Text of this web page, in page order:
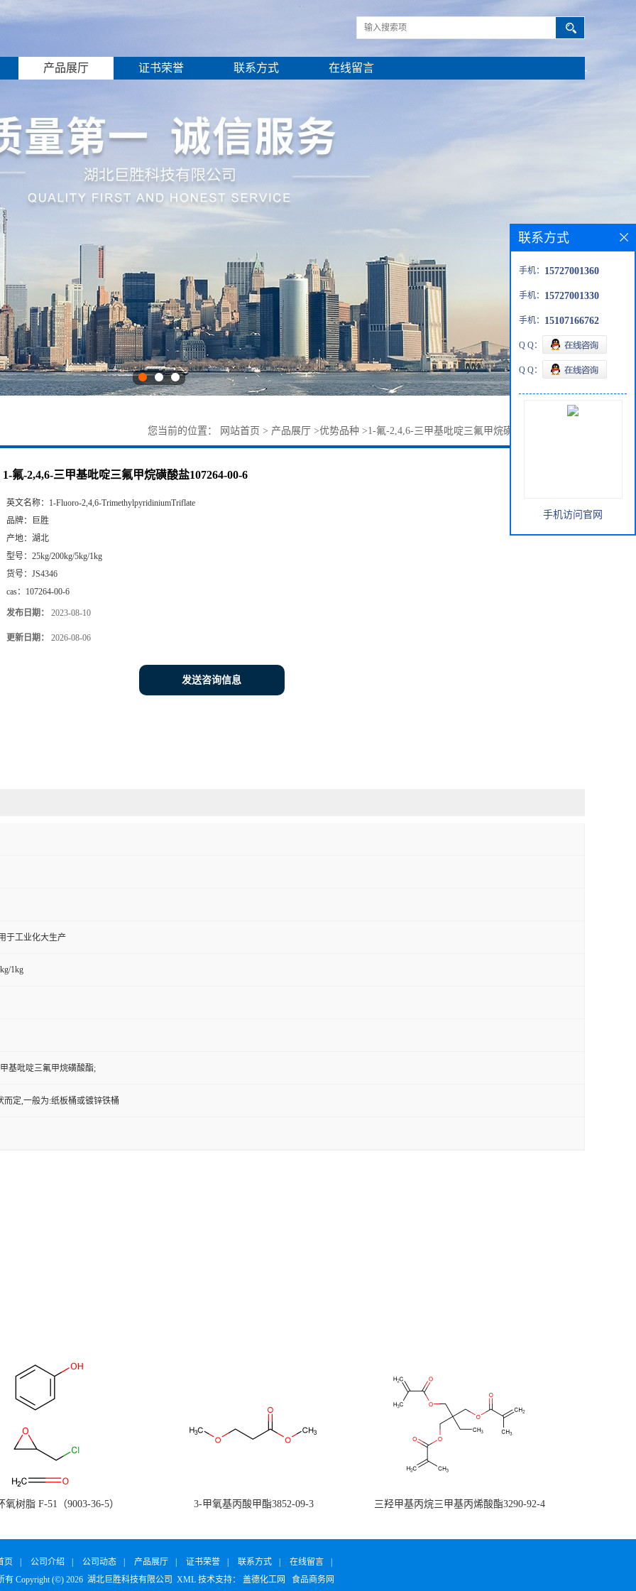
产品展厅 证书荣誉 联系方式 在线留言
您当前的位置： 网站首页 > 产品展厅 >优势品种 >1-氟-2,4,6-三甲基吡啶三氟甲烷磺酸盐107264-00-6
1-氟-2,4,6-三甲基吡啶三氟甲烷磺酸盐107264-00-6
英文名称： 1-Fluoro-2,4,6-TrimethylpyridiniumTriflate
品牌：
巨胜
产地： 湖北
型号： 25kg/200kg/5kg/1kg
货号： JS4346
cas： 107264-00-6
发布日期： 2023-08-10
更新日期： 2026-08-06
发送咨询信息
于工业化大生产
1kg
基吡啶三氟甲烷磺酸酯;
而定,一般为:纸板桶或镀锌铁桶
氧树脂 F-51（9003-36-5） 3-甲氧基丙酸甲酯3852-09-3 三羟甲基丙烷三甲基丙烯酸酯3290-92-4
联系方式
手机： 15727001360
手机： 15727001330
手机： 15107166762
Q Q：
Q Q：
手机访问官网
页 公司介绍 公司动态 产品展厅 证书荣誉 联系方式 在线留言
有 Copyright (©) 2026 湖北巨胜科技有限公司 XML 技术支持： 盖德化工网 食品商务网